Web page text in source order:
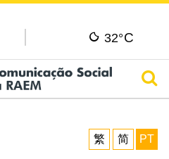
32°C
繁
简 PT